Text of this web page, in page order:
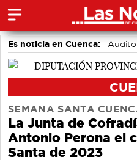
Es noticia en Cuenca:
SEMANA SANTA
La Junta de
Antonio Perona el
Santa de 2023